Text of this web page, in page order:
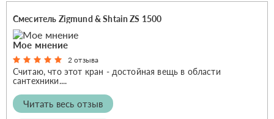
Смеситель Zigmund & Shtain ZS 1500
Мое мнение
2 отзыва
Считаю, что этот кран - достойная вещь в области
сантехники....
Читать весь отзыв